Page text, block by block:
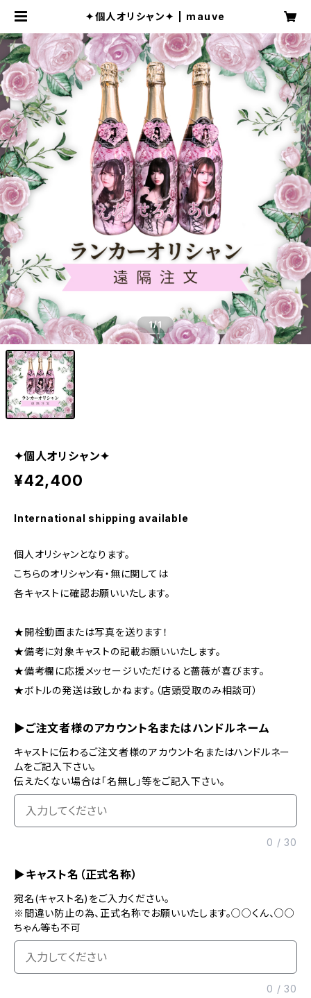
✦個人オリシャン✦ | mauve
1/1
✦個人オリシャン✦
¥42,400
International shipping available
個人オリシャンとなります。
こちらのオリシャン有・無に関しては
各キャストに確認お願いいたします。
★開栓動画または写真を送ります！
★備考に対象キャストの記載お願いいたします。
★備考欄に応援メッセージいただけると薔薇が喜びます。
★ボトルの発送は致しかねます。（店頭受取のみ相談可）
▶ご注文者様のアカウント名またはハンドルネーム
キャストに伝わるご注文者様のアカウント名またはハンドルネー
ムをご記入下さい。
伝えたくない場合は「名無し」等をご記入下さい。
0 /30
▶キャスト名（正式名称）
宛名(キャスト名)をご入力ください。
※間違い防止の為、正式名称でお願いいたします。○○くん、○○
ちゃん等も不可
0 /30